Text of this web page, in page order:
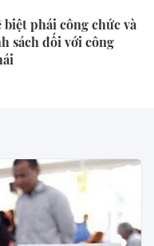
phái công chức và
sách đối với công